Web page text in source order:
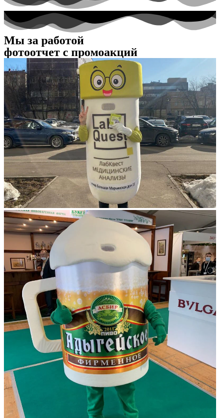
Мы за работой
фотоотчет с промоакций